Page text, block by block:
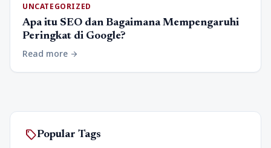
UNCATEGORIZED
Apa itu SEO dan Bagaimana Mempengaruhi
Peringkat di Google?
Read more arrow_forward
sellPopular Tags